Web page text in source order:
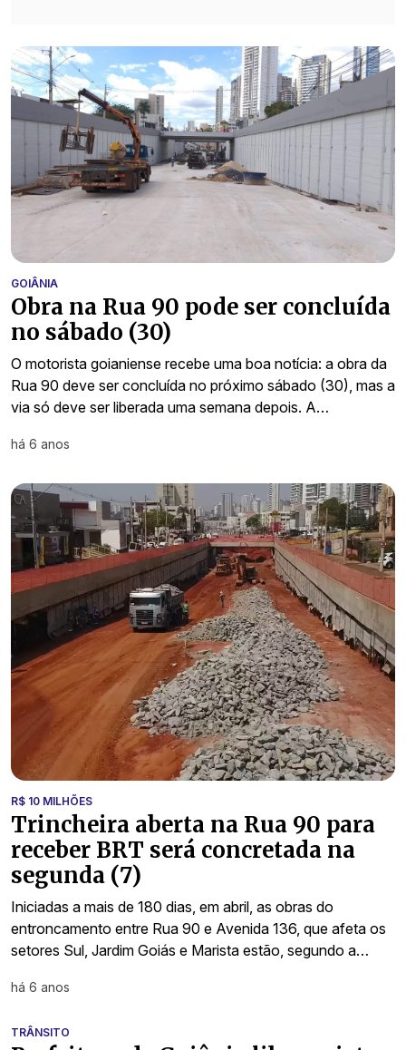
GOIÂNIA
Obra na Rua 90 pode ser concluída
no sábado (30)
O motorista goianiense recebe uma boa notícia: a obra da
Rua 90 deve ser concluída no próximo sábado (30), mas a
via só deve ser liberada uma semana depois. A…
há 6 anos
R$ 10 MILHÕES
Trincheira aberta na Rua 90 para
receber BRT será concretada na
segunda (7)
Iniciadas a mais de 180 dias, em abril, as obras do
entroncamento entre Rua 90 e Avenida 136, que afeta os
setores Sul, Jardim Goiás e Marista estão, segundo a…
há 6 anos
TRÂNSITO